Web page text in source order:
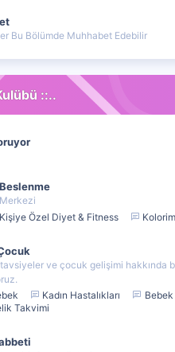
Bu Bölümde Muhhabet Edebilir
::..
Özel Diyet & Fitness
ve çocuk gelişimi hakkında
Kadın Hastalıkları
Takvimi